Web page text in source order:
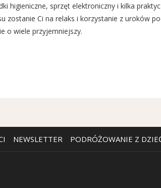
higieniczne, sprzęt elektroniczny i kilka
zostanie Ci na relaks i korzystanie z uroków
o wiele przyjemniejszy.
NEWSLETTER OTWIERA
PODRÓŻOWANIE Z